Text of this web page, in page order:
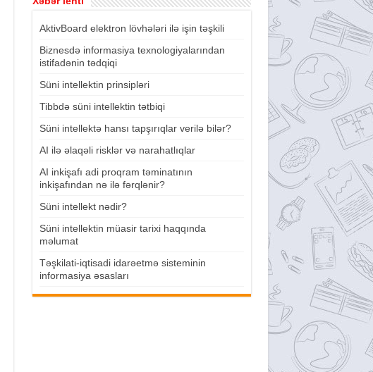
AktivBoard elektron lövhələri ilə işin təşkili
Biznesdə informasiya texnologiyalarından
istifadənin tədqiqi
Süni intellektin prinsipləri
Tibbdə süni intellektin tətbiqi
Süni intellektə hansı tapşırıqlar verilə bilər?
AI ilə əlaqəli risklər və narahatlıqlar
AI inkişafı adi proqram təminatının
inkişafından nə ilə fərqlənir?
Süni intellekt nədir?
Süni intellektin müasir tarixi haqqında
məlumat
Təşkilati-iqtisadi idarəetmə sisteminin
informasiya əsasları